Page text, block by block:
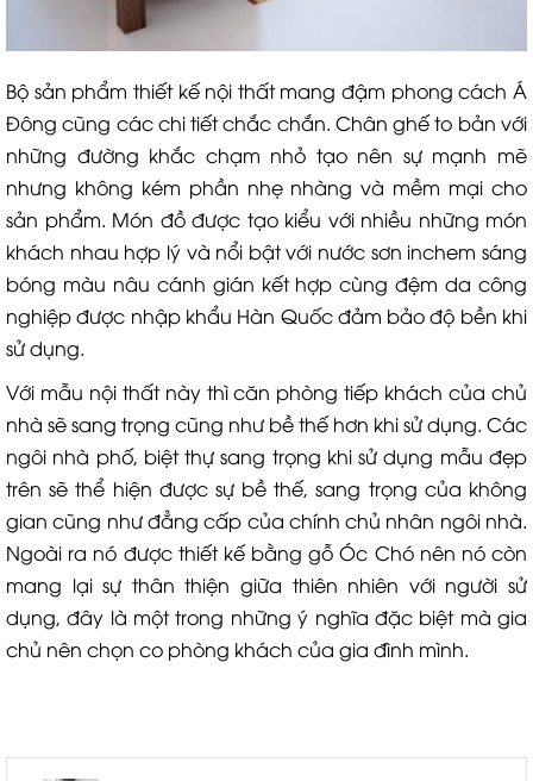
Bộ sản phẩm thiết kế nội thất mang đậm phong cách Á
Đông cũng các chi tiết chắc chắn. Chân ghế to bản với
những đường khắc chạm nhỏ tạo nên sự mạnh mẽ
nhưng không kém phần nhẹ nhàng và mềm mại cho
sản phẩm. Món đồ được tạo kiểu với nhiều những món
khách nhau hợp lý và nổi bật với nước sơn inchem sáng
bóng màu nâu cánh gián kết hợp cùng đệm da công
nghiệp được nhập khẩu Hàn Quốc đảm bảo độ bền khi
sử dụng.
Với mẫu nội thất này thì căn phòng tiếp khách của chủ
nhà sẽ sang trọng cũng như bề thế hơn khi sử dụng. Các
ngôi nhà phố, biệt thự sang trọng khi sử dụng mẫu đẹp
trên sẽ thể hiện được sự bề thế, sang trọng của không
gian cũng như đẳng cấp của chính chủ nhân ngôi nhà.
Ngoài ra nó được thiết kế bằng gỗ Óc Chó nên nó còn
mang lại sự thân thiện giữa thiên nhiên với người sử
dụng, đây là một trong những ý nghĩa đặc biệt mà gia
chủ nên chọn co phòng khách của gia đình mình.